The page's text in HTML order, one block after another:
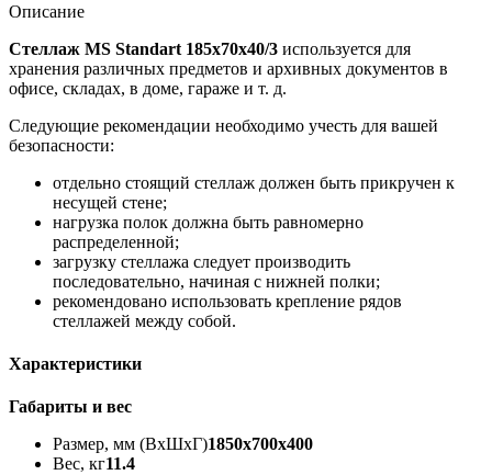
Описание
Стеллаж MS Standart 185x70x40/3 используется для
хранения различных предметов и архивных документов в
офисе, складах, в доме, гараже и т. д.
Следующие рекомендации необходимо учесть для вашей
безопасности:
отдельно стоящий стеллаж должен быть прикручен к
несущей стене;
нагрузка полок должна быть равномерно
распределенной;
загрузку стеллажа следует производить
последовательно, начиная с нижней полки;
рекомендовано использовать крепление рядов
стеллажей между собой.
Характеристики
Габариты и вес
Размер, мм (ВхШхГ)1850x700x400
Вес, кг11.4